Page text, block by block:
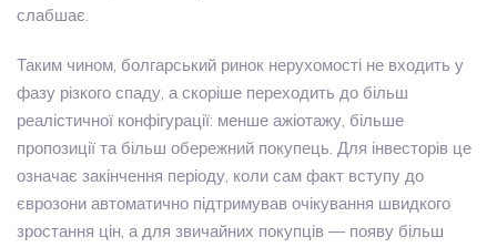
слабшає.
Таким чином, болгарський ринок нерухомості не входить у
фазу різкого спаду, а скоріше переходить до більш
реалістичної конфігурації: менше ажіотажу, більше
пропозиції та більш обережний покупець. Для інвесторів це
означає закінчення періоду, коли сам факт вступу до
єврозони автоматично підтримував очікування швидкого
зростання цін, а для звичайних покупців — появу більш